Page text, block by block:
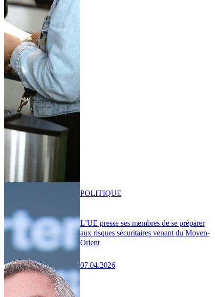
L’UE presse ses membres de se préparer
aux risques sécuritaires venant du Moyen-
Orient
07.04.2026
POLITIQUE